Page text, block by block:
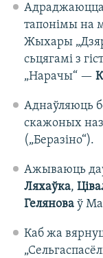
Адраджаюцца
тапонімы на
Жыхары
сьцягамі з
„Нарачы“ —
Аднаўляюць
скажоных
(„Беразіно“).
Ажываюць
Ляхаўка,
Геляноваў
Каб жа